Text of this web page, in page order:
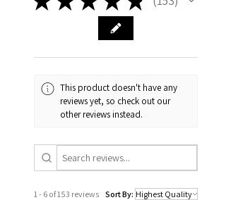
is gestart. Bestel voor
woensdagochtend 9 uur om uw
bestelling die week nog mee te
153
This product doesn't have any
reviews yet, so check out our
other reviews instead.
1 - 6 of 153 reviews Sort By: